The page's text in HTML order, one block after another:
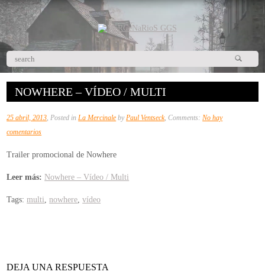
NOWHERE – VÍDEO / MULTI
25 abril, 2013, Posted inLa Mercinale byPaul Ventseck, Comments:No hay
comentariosen
–
Vídeo
Multi
Trailer promocional de Nowhere
Leer más: Nowhere – Vídeo / Multi
Tags:multi,nowhere,vídeo
DEJA UNA RESPUESTA